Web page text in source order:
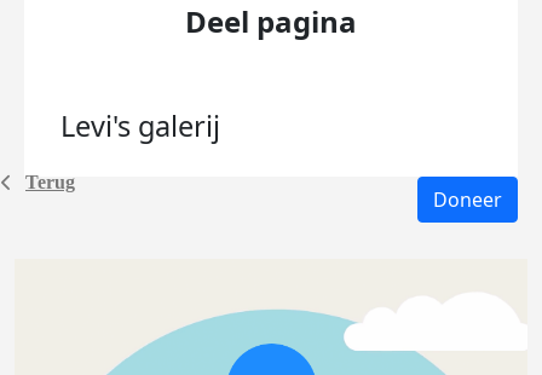
Terug
Deel pagina
Levi's galerij
Doneer